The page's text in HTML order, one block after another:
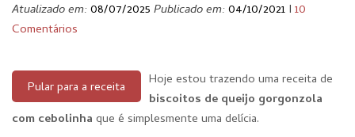
Atualizado em:08/07/2025 Publicado em:04/10/2021 I 10
Comentários
Pular para a receita
Hoje estou trazendo uma receita de
biscoitos de queijo gorgonzola
com cebolinha que é simplesmente uma delícia.